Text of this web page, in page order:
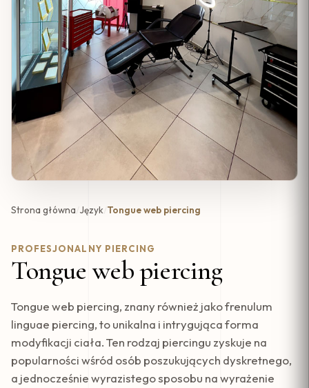
Strona główna Język Tongue web piercing
PROFESJONALNY PIERCING
Tongue web piercing
Tongue web piercing, znany również jako frenulum
linguae piercing, to unikalna i intrygująca forma
modyfikacji ciała. Ten rodzaj piercingu zyskuje na
popularności wśród osób poszukujących dyskretnego,
a jednocześnie wyrazistego sposobu na wyrażenie